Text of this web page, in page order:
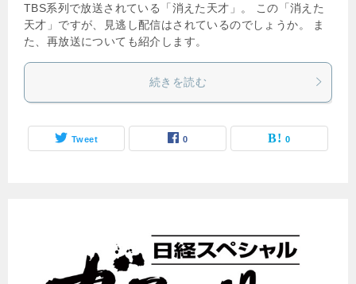
TBS系列で放送されている「消えた天才」。 この「消えた
天才」ですが、見逃し配信はされているのでしょうか。 ま
た、再放送についても紹介します。
続きを読む
Tweet 0 0